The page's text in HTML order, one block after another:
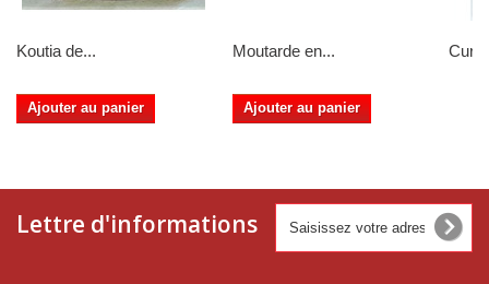
Koutia de...
Ajouter au panier
Moutarde en...
Ajouter au panier
Lettre d'informations